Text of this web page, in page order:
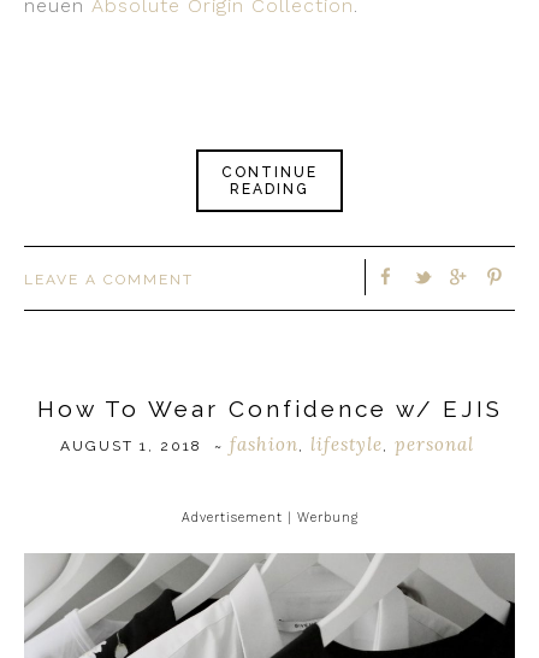
neuen Absolute Origin Collection
CONTINUE
READING
LEAVE A COMMENT
How To Wear Confidence w/ EJIS
AUGUST 1, 2018 ~ fashion, lifestyle, personal
Advertisement | Werbung